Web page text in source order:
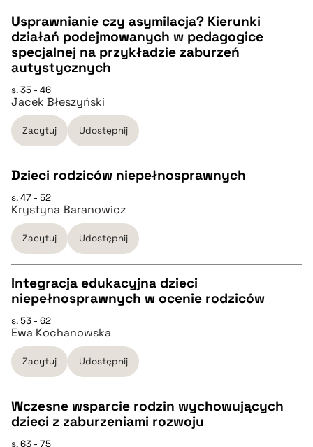
BIBTEX
pobierz cytat
CZYSTY TEKST
pobierz cytat
BIBTEX
pobierz cytat
Usprawnianie czy asymilacja? Kierunki
działań podejmowanych w pedagogice
specjalnej na przykładzie zaburzeń
autystycznych
s. 35 - 46
Jacek Błeszyński
Zacytuj Udostępnij
CZYSTY TEKST
pobierz cytat
BIBTEX
pobierz cytat
Dzieci rodziców niepełnosprawnych
s. 47 - 52
Krystyna Baranowicz
Zacytuj Udostępnij
CZYSTY TEKST
pobierz cytat
BIBTEX
Integracja edukacyjna dzieci
niepełnosprawnych w ocenie rodziców
s. 53 - 62
Ewa Kochanowska
Zacytuj Udostępnij
Wczesne wsparcie rodzin wychowujących
dzieci z zaburzeniami rozwoju
s. 63 - 75